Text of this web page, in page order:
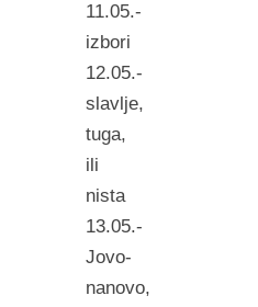
11.05.-
izbori
12.05.-
slavlje,
tuga,
ili
nista
13.05.-
Jovo-
nanovo,